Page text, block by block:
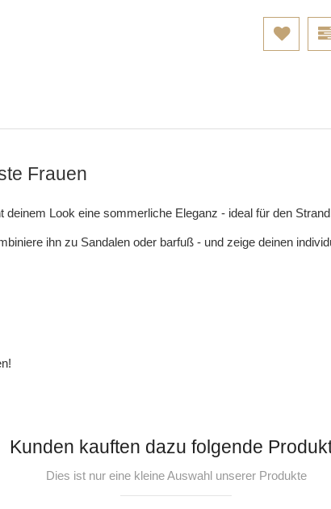
Frauen
Look eine sommerliche Eleganz - ideal für den
ihn zu Sandalen oder barfuß - und zeige deinen
Kunden kauften dazu folgende
Dies ist nur eine kleine Auswahl unserer Produkte